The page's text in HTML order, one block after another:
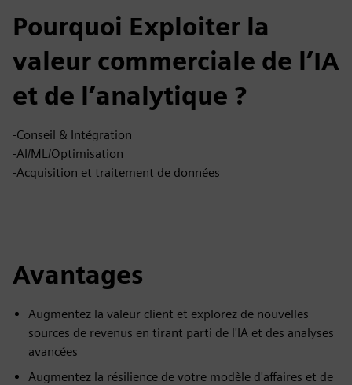
Pourquoi Exploiter la
valeur commerciale de l’IA
et de l’analytique ?
-Conseil & Intégration
-AI/ML/Optimisation
-Acquisition et traitement de données
Avantages
Augmentez la valeur client et explorez de nouvelles
sources de revenus en tirant parti de l'IA et des analyses
avancées
Augmentez la résilience de votre modèle d'affaires et de